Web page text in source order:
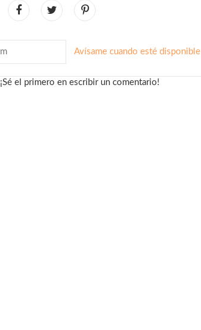
Avísame cuando esté disponible
¡Sé el primero en escribir un comentario!